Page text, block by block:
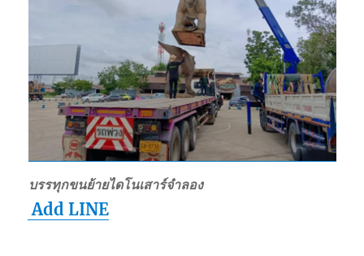
บรรทุกขนย้ายไดโนเสาร์จำลอง
Add LINE